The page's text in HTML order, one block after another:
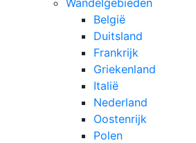
Wandelgebieden
België
Duitsland
Frankrijk
Griekenland
Italië
Nederland
Oostenrijk
Polen